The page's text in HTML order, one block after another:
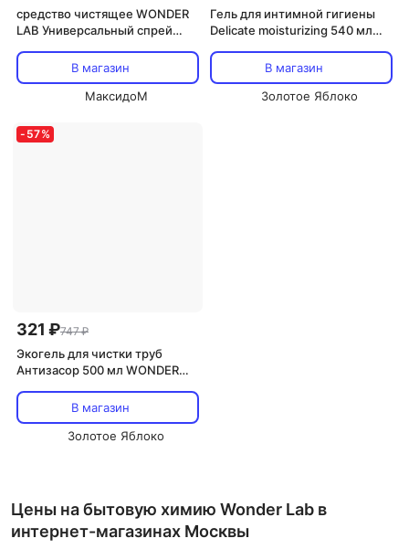
средство чистящее WONDER
LAB Универсальный спрей
В магазин
МаксидоМ
Гель для интимной гигиены
Delicate moisturizing 540 мл
В магазин
Золотое Яблоко
- 57%
321 ₽747 ₽
Экогель для чистки труб
Антизасор 500 мл WONDER
В магазин
Золотое Яблоко
Цены на бытовую химию Wonder Lab в
интернет-магазинах Москвы